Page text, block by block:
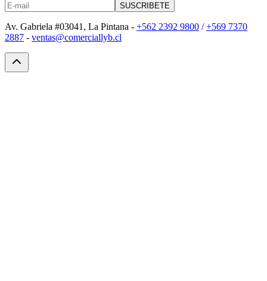
SUSCRIBETE
Av. Gabriela #03041, La Pintana - +562 2392 9800 /+569 7370
2887 - ventas@comerciallyb.cl